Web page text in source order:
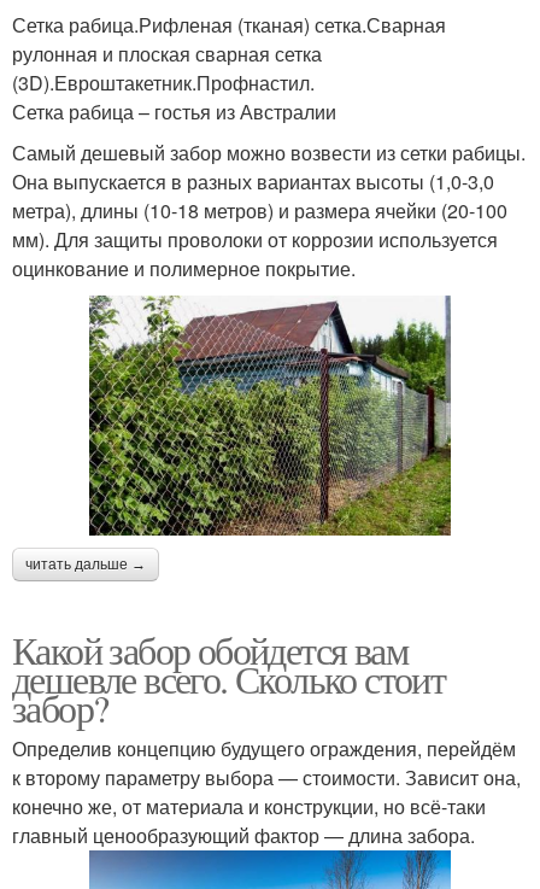
Сетка рабица.Рифленая (тканая) сетка.Сварная
рулонная и плоская сварная сетка
(3D).Евроштакетник.Профнастил.
Сетка рабица – гостья из Австралии
Самый дешевый забор можно возвести из сетки рабицы.
Она выпускается в разных вариантах высоты (1,0-3,0
метра), длины (10-18 метров) и размера ячейки (20-100
мм). Для защиты проволоки от коррозии используется
оцинкование и полимерное покрытие.
читать дальше →
Какой забор обойдется вам
дешевле всего. Сколько стоит
забор?
Определив концепцию будущего ограждения, перейдём
к второму параметру выбора — стоимости. Зависит она,
конечно же, от материала и конструкции, но всё-таки
главный ценообразующий фактор — длина забора.